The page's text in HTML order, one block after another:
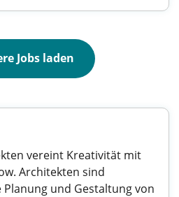
Jobs laden
vereint Kreativität mit
Architekten sind
und Gestaltung von